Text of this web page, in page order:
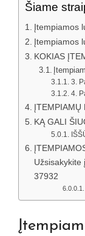
Šiame
Įtempiamos
Įtempiamos
KOKIAS
3.
4.
ĮTEMPIAMŲ
KĄ GALI
Užsisakykite
37932